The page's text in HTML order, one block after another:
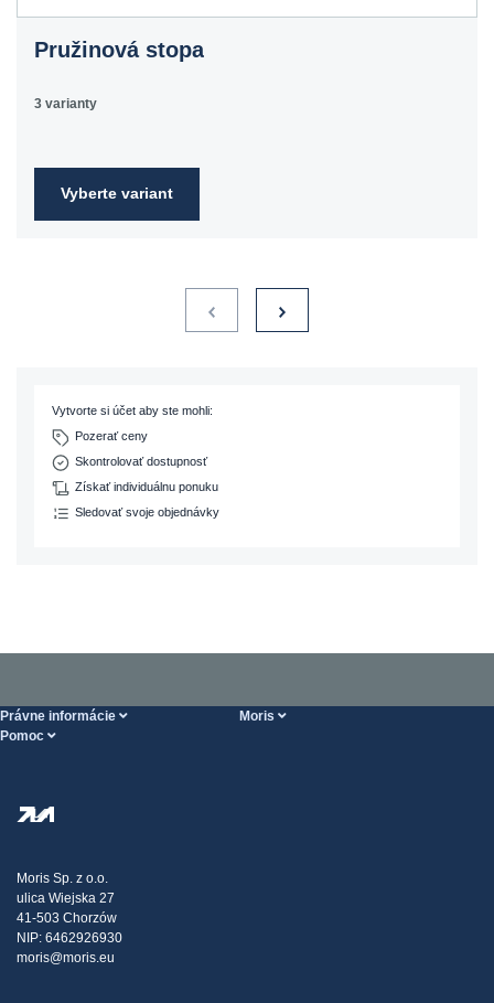
Pružinová stopa
3 varianty
Vyberte variant
Vytvorte si účet aby ste mohli:
Pozerať ceny
Skontrolovať dostupnosť
Získať individuálnu ponuku
Sledovať svoje objednávky
Právne informácie Moris
Pomoc
Doprava
Sťažnosti
Moris Sp. z o.o.
ulica Wiejska 27
41-503 Chorzów
NIP: 6462926930
moris@moris.eu